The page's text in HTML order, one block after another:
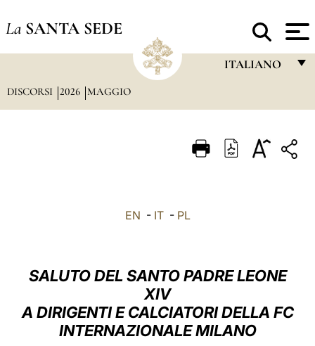
La SANTA SEDE
ITALIANO
ITALIANO
العربيّة
中文
LATINE
DISCORSI 2026 MAGGIO
EN - IT- PL
SALUTO DEL SANTO PADRE LEONE
XIV
A DIRIGENTI E CALCIATORI DELLA FC
INTERNAZIONALE MILANO